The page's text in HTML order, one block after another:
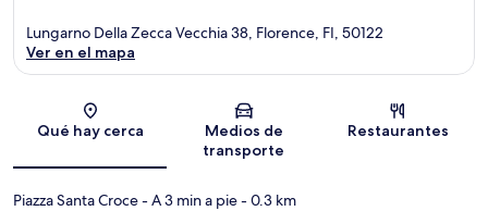
Sección del mapa
Lungarno Della Zecca Vecchia 38, Florence, FI, 50122
Ver en el mapa
Qué hay cerca
Medios de
transporte
Restaurantes
Piazza Santa Croce- A 3 min a pie- 0.3 km